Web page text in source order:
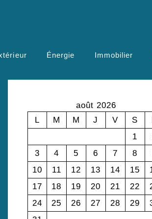
Énergie Immobilier
août 2026
L
M M J V S
1
3
4 5 6 7 8
10
11 12 13 14 15
17
18 19 20 21 22
24
25 26 27 28 29